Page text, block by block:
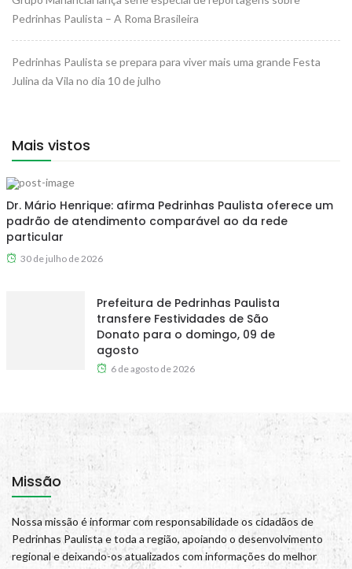
Pedrinhas Paulista – A Roma Brasileira
Pedrinhas Paulista se prepara para viver mais uma grande Festa
Julina da Vila no dia 10 de julho
Mais vistos
Dr. Mário Henrique: afirma Pedrinhas Paulista oferece um
padrão de atendimento comparável ao da rede
particular
30 de julho de 2026
Prefeitura de Pedrinhas Paulista
transfere Festividades de São
Donato para o domingo, 09 de
agosto
6 de agosto de 2026
Missão
Nossa missão é informar com responsabilidade os cidadãos de
Pedrinhas Paulista e toda a região, apoiando o desenvolvimento
regional e deixando-os atualizados com informações do melhor